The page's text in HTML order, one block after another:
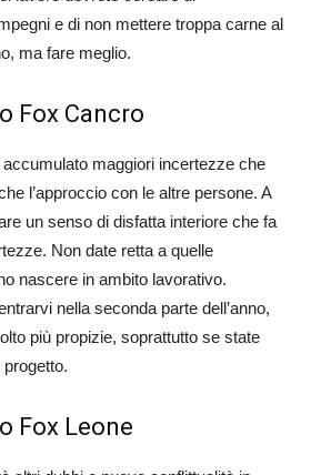
e di non mettere troppa carne al
ma fare meglio.
Fox Cancro
maggiori incertezze che
l’approccio con le altre persone. A
un senso di disfatta interiore che fa
Non date retta a quelle
nascere in ambito lavorativo.
nella seconda parte dell’anno,
più propizie, soprattutto se state
Fox Leone